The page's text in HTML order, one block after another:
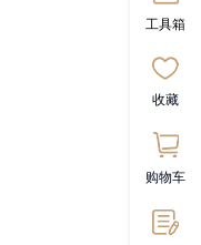
工具箱
收藏
购物车